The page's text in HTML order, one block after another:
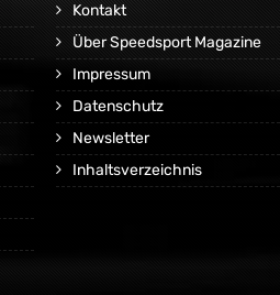
Kontakt
Über Speedsport Magazine
Impressum
Datenschutz
Newsletter
Inhaltsverzeichnis